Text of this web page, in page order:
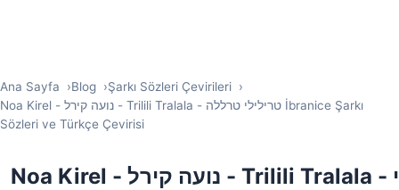
Ana Sayfa Blog
Şarkı Sözleri Çevirileri
Noa Kirel - נועה קירל - Trilili Tralala - טרילילי טרללה İbranice Şarkı
Sözleri ve Türkçe Çevirisi
Noa Kirel - נועה קירל - Trilili Tralala - טרילילי